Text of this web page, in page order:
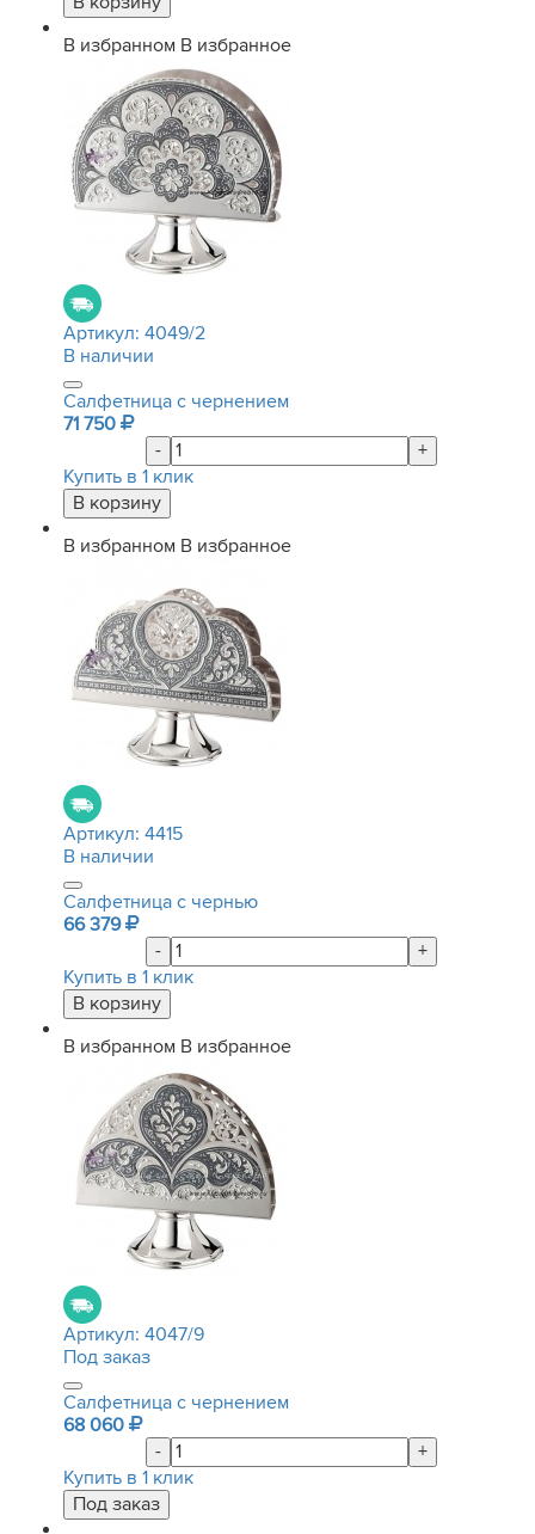
В избранном В избранное
Артикул: 4049/2
В наличии
Салфетница с чернением
71 750
-
+
Купить в 1 клик
В избранном В избранное
Артикул: 4415
В наличии
Салфетница с чернью
66 379
-
+
Купить в 1 клик
В избранном В избранное
Артикул: 4047/9
Под заказ
Салфетница с чернением
68 060
-
+
Купить в 1 клик